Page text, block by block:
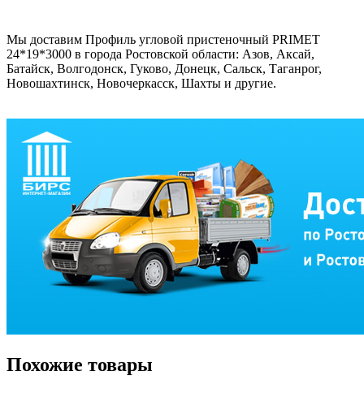
Мы доставим Профиль угловой пристеночный PRIMET
24*19*3000 в города Ростовской области: Азов, Аксай,
Батайск, Волгодонск, Гуково, Донецк, Сальск, Таганрог,
Новошахтинск, Новочеркасск, Шахты и другие.
Похожие товары